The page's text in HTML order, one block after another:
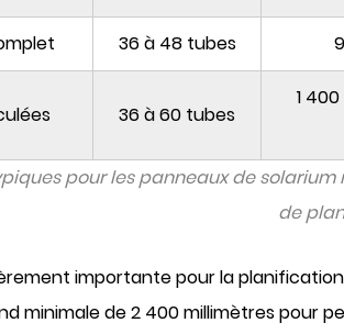
36 à 48 tubes
36 à 60 tubes
1
pour les panneaux de
de
importante pour la
minimale de2 400 millimètrespour